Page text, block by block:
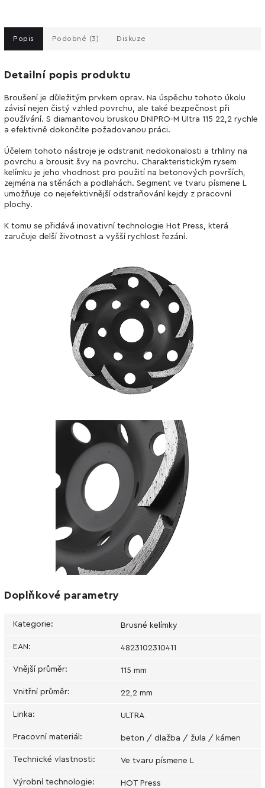
Popis Podobné (3) Diskuze
Detailní popis produktu
Broušení je důležitým prvkem oprav. Na úspěchu tohoto úkolu
závisí nejen čistý vzhled povrchu, ale také bezpečnost při
používání. S diamantovou bruskou DNIPRO-M Ultra 115 22,2 rychle
a efektivně dokončíte požadovanou práci.
Účelem tohoto nástroje je odstranit nedokonalosti a trhliny na
povrchu a brousit švy na povrchu. Charakteristickým rysem
kelímku je jeho vhodnost pro použití na betonových površích,
zejména na stěnách a podlahách. Segment ve tvaru písmene L
umožňuje co nejefektivnější odstraňování kejdy z pracovní
plochy.
K tomu se přidává inovativní technologie Hot Press, která
zaručuje delší životnost a vyšší rychlost řezání.
Doplňkové parametry
Kategorie: Brusné kelímky
EAN: 4823102310411
Vnější průměr: 115 mm
Vnitřní průměr: 22,2 mm
Linka: ULTRA
Pracovní materiál : beton / dlažba / žula / kámen
Technické vlastnosti: Ve tvaru písmene L
Výrobní technologie: HOT Press